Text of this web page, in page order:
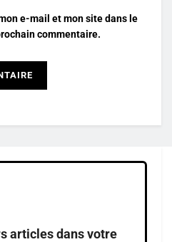
e-mail et mon site dans le
commentaire.
articles dans votre